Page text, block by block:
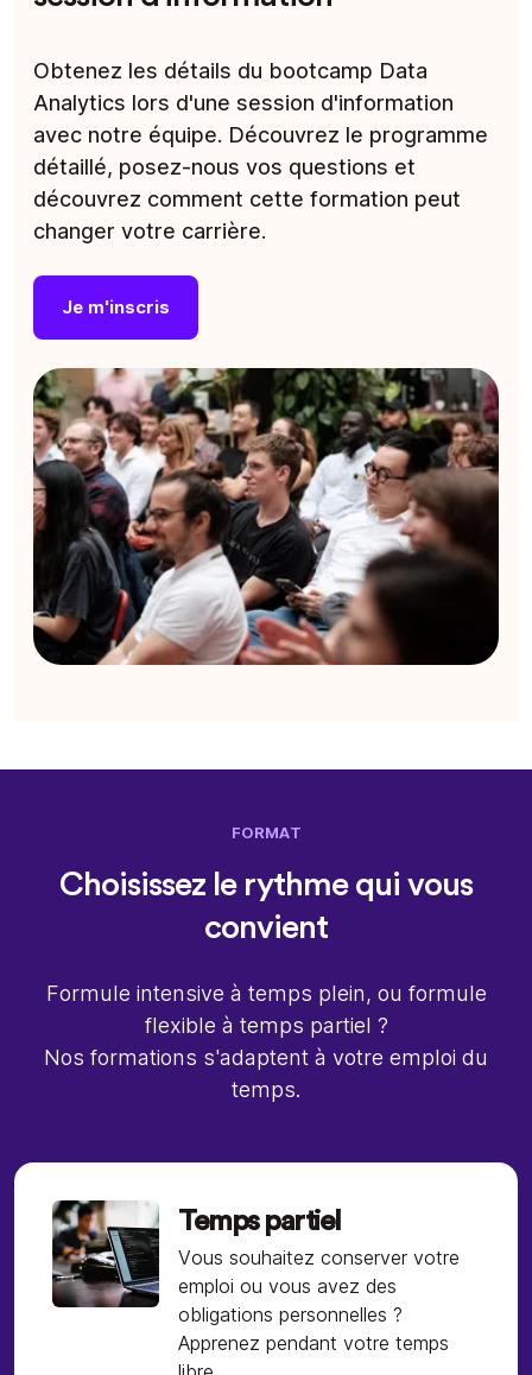
Obtenez les détails du bootcamp Data
Analytics lors d'une session d'information
avec notre équipe. Découvrez le programme
détaillé, posez-nous vos questions et
découvrez comment cette formation peut
changer votre carrière.
Je m'inscris
FORMAT
Choisissez le rythme qui vous
convient
Formule intensive à temps plein, ou formule
flexible à temps partiel ?
Nos formations s'adaptent à votre emploi du
temps.
Temps partiel
Vous souhaitez conserver votre
emploi ou vous avez des
obligations personnelles ?
Apprenez pendant votre temps